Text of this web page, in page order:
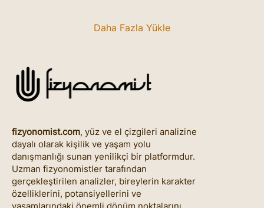
Daha Fazla Yükle
fizyonomist.com, yüz ve el çizgileri analizine
dayalı olarak kişilik ve yaşam yolu
danışmanlığı sunan yenilikçi bir platformdur.
Uzman fizyonomistler tarafından
gerçekleştirilen analizler, bireylerin karakter
özelliklerini, potansiyellerini ve